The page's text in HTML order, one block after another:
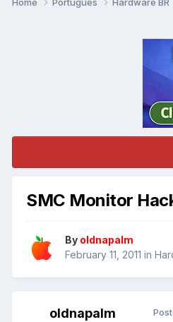
SMC Monitor
By oldnapalm
February 11, 2011 in
oldnapalm